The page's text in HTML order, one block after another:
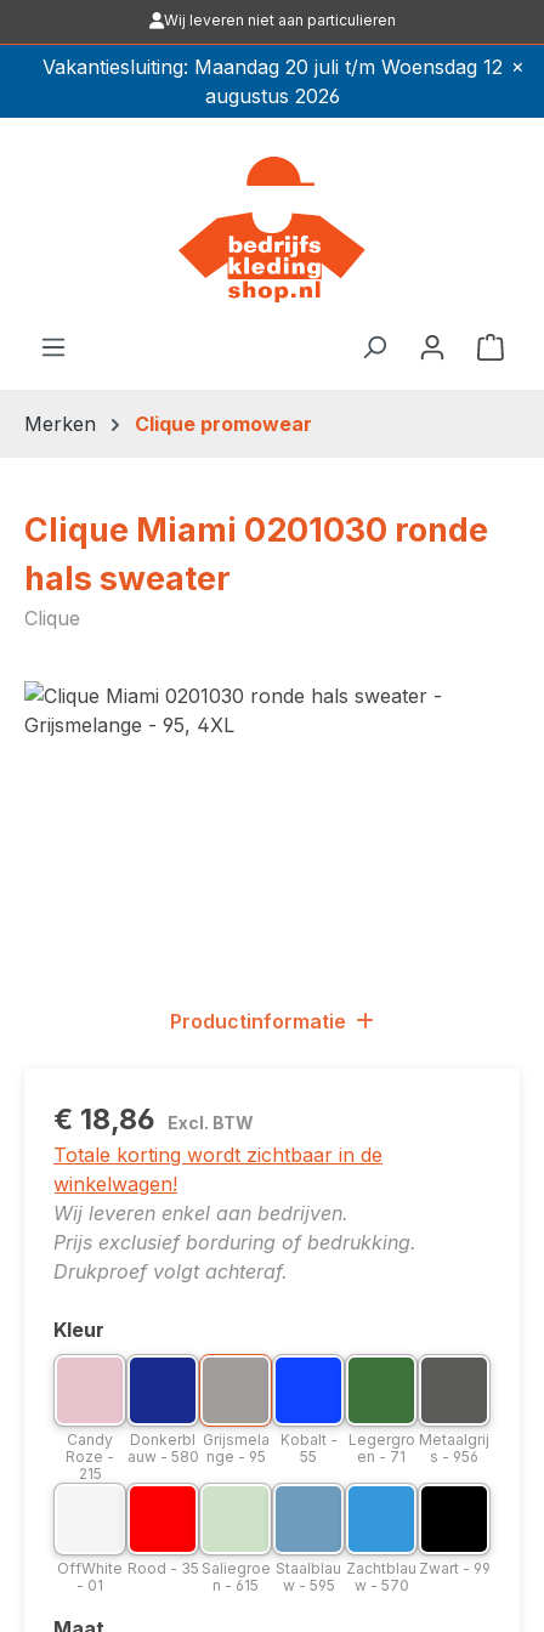
Ga naar de hoofdinhoudWij leveren niet aan particulieren
Vakantiesluiting: Maandag 20 juli t/m Woensdag 12
augustus 2026
×
Merken Clique promowear
Clique Miami 0201030 ronde
hals sweater
Clique
Afbeeldingengalerij overslaan
Productinformatie
€ 18,86 Excl. BTW
Totale korting wordt zichtbaar in de
winkelwagen!
Wij leveren enkel aan bedrijven.
Prijs exclusief borduring of bedrukking.
Drukproef volgt achteraf.
Selecteer
Kleur
Kleuroptie: Candy Roze - 215
Candy
Roze -
215
Kleuroptie: Donkerblauw - 580
Donkerbl
auw - 580
Kleuroptie: Grijsmelange - 95
Grijsmela
nge - 95
Kleuroptie: Kobalt - 55
Kobalt -
55
Kleuroptie:
Legergro
en - 71
Kleuroptie:
Metaalgrij
s - 956
Kleuroptie: OffWhite - 01
OffWhite
- 01
Kleuroptie: Rood - 35
Rood - 35
Kleuroptie: Saliegroen - 615
Saliegroe
n - 615
Kleuroptie: Staalblauw - 595
Staalblau
w - 595
Kleuroptie:
Zachtblau
w - 570
Kleuroptie:
Zwart - 99